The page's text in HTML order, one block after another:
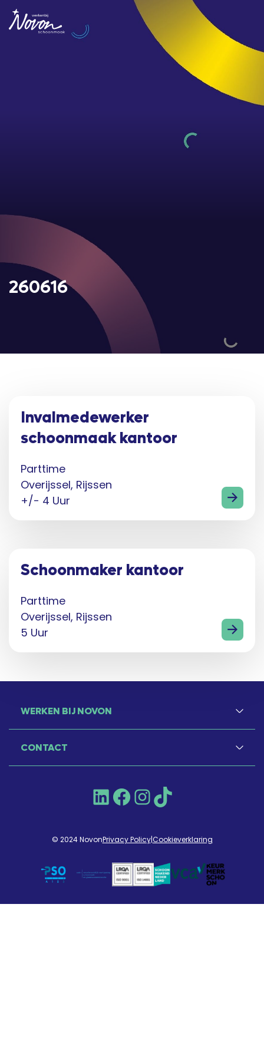
260616
Invalmedewerker
schoonmaak kantoor
Parttime
Overijssel, Rijssen
+/- 4 Uur
Schoonmaker kantoor
Parttime
Overijssel, Rijssen
5 Uur
WERKEN BIJ NOVON
CONTACT
LinkedInFacebookInstagram
TikTok
© 2024 NovonPrivacy Policy|Cookieverklaring